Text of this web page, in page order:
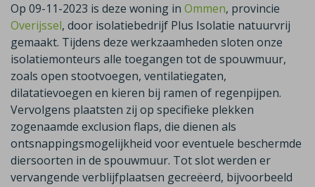
Op 09-11-2023 is deze woning in Ommen, provincie
Overijssel, door isolatiebedrijf Plus Isolatie natuurvrij
gemaakt. Tijdens deze werkzaamheden sloten onze
isolatiemonteurs alle toegangen tot de spouwmuur,
zoals open stootvoegen, ventilatiegaten,
dilatatievoegen en kieren bij ramen of regenpijpen.
Vervolgens plaatsten zij op specifieke plekken
zogenaamde exclusion flaps, die dienen als
ontsnappingsmogelijkheid voor eventuele beschermde
diersoorten in de spouwmuur. Tot slot werden er
vervangende verblijfplaatsen gecreëerd, bijvoorbeeld